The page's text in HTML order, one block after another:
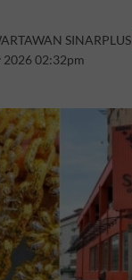
SINARPLUS
2026 02:32pm